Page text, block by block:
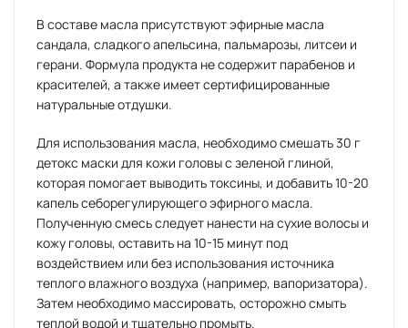
В составе масла присутствуют эфирные масла
сандала, сладкого апельсина, пальмарозы, литсеи и
герани. Формула продукта не содержит парабенов и
красителей, а также имеет сертифицированные
натуральные отдушки.
Для использования масла, необходимо смешать 30 г
детокс маски для кожи головы с зеленой глиной,
которая помогает выводить токсины, и добавить 10-20
капель себорегулирующего эфирного масла.
Полученную смесь следует нанести на сухие волосы и
кожу головы, оставить на 10-15 минут под
воздействием или без использования источника
теплого влажного воздуха (например, вапоризатора).
Затем необходимо массировать, осторожно смыть
теплой водой и тщательно промыть.